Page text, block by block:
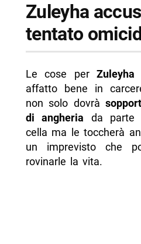
Zuleyha
tentato
Le cose per Zuleyha
affatto bene in
non solo dovrà
di angheria da parte
cella ma le toccherà
un imprevisto che
rovinarle la vita.